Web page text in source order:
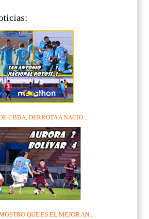
CBBA, DERROTA A NACIO...
QUE ES EL MEJOR AN...